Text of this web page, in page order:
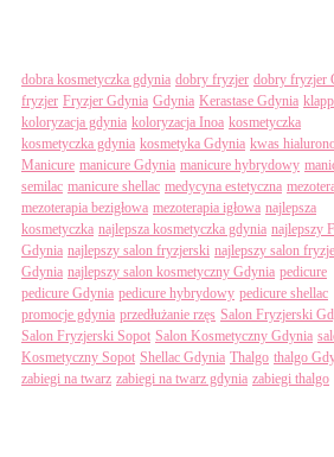
dobra kosmetyczka gdynia dobry fryzjer dobry fryzjer
fryzjer Fryzjer Gdynia Gdynia Kerastase Gdynia klapp
koloryzacja gdynia koloryzacja Inoa kosmetyczka
kosmetyczka gdynia kosmetyka Gdynia kwas
Manicure manicure Gdynia manicure hybrydowy
semilac manicure shellac medycyna estetyczna
mezoterapia bezigłowa mezoterapia igłowa najlepsza
kosmetyczka najlepsza kosmetyczka gdynia najlepszy
Gdynia najlepszy salon fryzjerski najlepszy salon
Gdynia najlepszy salon kosmetyczny Gdynia pedicure
pedicure Gdynia pedicure hybrydowy pedicure shellac
promocje gdynia przedłużanie rzęs Salon Fryzjerski
Salon Fryzjerski Sopot Salon Kosmetyczny Gdynia
Kosmetyczny Sopot Shellac Gdynia Thalgo thalgo
zabiegi na twarz zabiegi na twarz gdynia zabiegi thalgo